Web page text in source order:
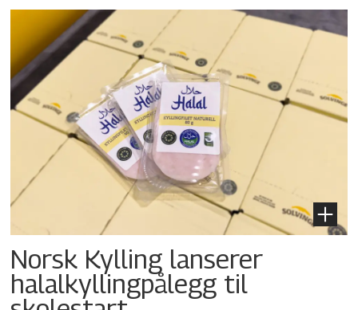
Norsk Kylling lanserer
halalkyllingpålegg til